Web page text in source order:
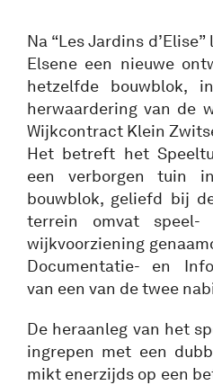
Na “Les Jardins
Elsene een nieuwe
hetzelfde bouwblok,
herwaardering van de
Wijkcontract Klein
Het betreft het
een verborgen tuin
bouwblok, geliefd bij
terrein omvat speel-
wijkvoorziening
Documentatie- en
van een van de twee
De heraanleg van het
ingrepen met een
mikt enerzijds op een